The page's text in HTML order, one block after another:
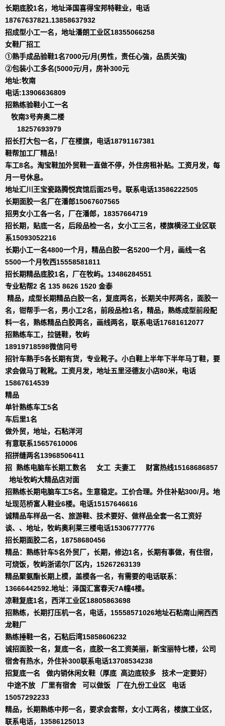
长期底胶1名，地址泽国喜得宝邦特鞋业，电话
18767637821.13858637932
招成型小工一名，地址潘朗工业区18355066258
女鞋厂招工
①熟手成品验鞋1名7000元/月(男性，责任心強，品质关強)
②包装小工多名(5000元/月，房补300元
地址:牧南
电话:13906636809
招熟练验鞋小工一名
牧南3号奔奥二楼
18257693979
招长打大包一名，厂在楼旗，电话18791167381
鞋帮加工厂精品！
车工8名。淘宝鞋加外贸鞋一直做不停，外住房租补贴。工资月发，每
月一号休息。
地址汇川王宝瓷路腾悦宾馆后面25号。联系电话13586222505
长期面胶一名厂在潘郎15067607565
招男女小工各一名，厂在潘郎，18357664719
招长期，贴底一名，后段品检一名，女小工三名，楼旗横泾工业区联
系15093052216
长期小工一名4800一个月，精品白胶一名5200一个月，画线一名
5500一个月牧西15558581811
招长期精品底胶1名，厂在牧屿。13486284551
专业粘帮2 名 135 8626 1520 金泰
精品，成型长期精品白胶一名，复底两名，长期关中邦两名，面胶一
名，钳帮手一名，男小工2名，前段品检1名，精品，熟练成型前段配
料一名，熟练精品白胶两名，画线两名，联系电话17681612077
招熟练车工，拉链鞋，牧屿
18919718598微信冋号
招针车熟手5各长期有货，专业靴子。小白鞋上半年下半年马丁鞋，要
求会做马丁靴靴。工资月发，地址五里泾德友小店80米，电话
15867614539
精品
单针熟练车工5名
车后里1名
做外贸，地址，石粘洋河
有意联系15657610006
招拼缝两名13968506411
招 熟练电脑车长期工数名 女工 夫妻工 财富热线15168686857
地址牧屿大精品店对面
招熟练长期电脑车工5名。生意稳定。工价合理。外住补贴300/月。地
址现范桥富人鞋业6楼。电话15157646616
诚精品车样品一名、旅游鞋、技术要好、做样品全套一名工资好
谈、、地址，牧屿奥利莱三楼电话15306777776
招长期面胶二名，18758680456
精品：熟练针车5名外贸厂，长期，修边1名，长期有事做，有住宿，
可烧饭，牧屿浙诺尔厂区内，15267263139
精品聚氨酯长期上模，盖模各一名，有需要的电话联系：
13666442592.地址：泽国汇富春天7A幢4楼。
凉鞋复底1名，西洋工业区18805863698
招熟练，长期打压机一名，电话，15558571026地址石粘南山闸西西
龙鞋厂
熟练捶鞋一名，石粘后湾15858606232
诚招面胶一名，复底一名，底胶一名工资美丽，新宝丽特七楼，公司
宿舍有热水，外住补300联系电话13708534238
招复底一名 做内销休闲女鞋（厚底 高边底较多 技术一定要好）
中途不放 厂里有宿舍 可以做饭 厂在九份工业区 电话
15057292233
精品，长期熟练中邦一名，要求会套帮，女小工两名，楼旗工业区，
联系电话，13586125013